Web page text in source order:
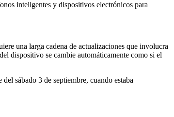
inteligentes y dispositivos electrónicos para
una larga cadena de actualizaciones que involucra
dispositivo se cambie automáticamente como si el
sábado 3 de septiembre, cuando estaba